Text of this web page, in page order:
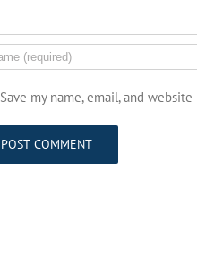
Save my name, email, and